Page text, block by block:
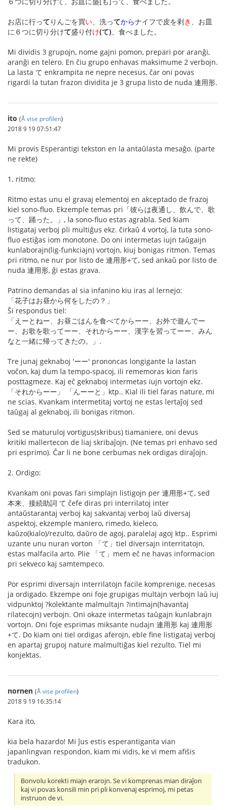
お店に行って りんごを買い、洗ってからナイフで皮を剥き 、お皿
に６つに切り分けて盛り付け(て)、食べました。
Mi dividis 3 grupojn, nome gajni pomon, prepari por aranĝi,
aranĝi en telero. En ĉiu grupo enhavas maksimume 2 verbojn.
La lasta て enkrampita ne nepre necesus, ĉar oni povas
rigardi la tutan frazon dividita je 3 grupa listo de nuda 連用形.
ito (Å vise profilen)
2018 9 19 07:51:47
Mi provis Esperantigi tekston en la antaŭlasta mesaĝo. (parte
ne rekte)
1. ritmo:
Ritmo estas unu el gravaj elementoj en akceptado de frazoj
kiel sono-fluo. Ekzemple temas pri「彼らは夜通し、飲んで、歌
って、踊った。」, la sono-fluo estas agrabla. Sed kiam
listigataj verboj pli multiĝus ekz. ĉirkaŭ 4 vortoj, la tuta sono-
fluo estiĝas iom monotone. Do oni intermetas iujn taŭgaijn
kunlaborajn(lig-funkciajn) vortojn, kiuj bonigas ritmon. Temas
pri ritmo, ne nur por listo de 連用形+て, sed ankaŭ por listo de
nuda 連用形, ĝi estas grava.
Patrino demandas al sia infanino kiu iras al lernejo:
「花子はお昼から何をしたの？」
Ŝi respondus tiel:
「えーとねー、お昼ごはんを食べてからーー、お外で遊んでー
ー、お歌を歌ってーー、それからーー、漢字を習ってーー、みん
なと一緒に帰ってきたの。」.
Tre junaj geknaboj 'ーー' prononcas longigante la lastan
voĉon, kaj dum la tempo-spacoj, ili rememoras kion faris
posttagmeze. Kaj eĉ geknaboj intermetas iujn vortojn ekz.
「それからーー」 「んーーと」ktp.. Kial ili tiel faras nature, mi
ne scias. Kvankam intermetitaj vortoj ne estas lertaĵoj sed
taŭgaj al geknaboj, ili bonigas ritmon.
Sed se maturuloj vortigus(skribus) tiamaniere, oni devus
kritiki mallertecon de liaj skribaĵojn. (Ne temas pri enhavo sed
pri esprimo). Ĉar li ne bone cerbumas nek ordigas diraĵojn.
2. Ordigo:
Kvankam oni povas fari simplajn listigojn per 連用形+て, sed
本来、接続助詞 て ĉefe diras pri interrilatoj inter
antaŭstarantaj verboj kaj sakvantaj verboj laŭ diversaj
aspektoj, ekzemple maniero, rimedo, kieleco,
kaŭzo(kialo)/rezulto, daŭro de agoj, paralelaj agoj ktp.. Esprimi
uzante unu nuran vorton 「て」tiel diversajn interritatojn,
estas malfacila arto. Plie 「て」mem eĉ ne havas informacion
pri sekveco kaj samtempeco.
Por esprimi diversajn interrilatojn facile komprenige, necesas
ja ordigado. Ekzempe oni foje grupigas multajn verbojn laŭ iuj
vidpunktoj ?kolektante malmultajn ?intimajn(havantaj
rilatecojn) verbojn. Oni okaze intermetas taŭgajn kunlabrajn
vortojn. Oni foje esprimas miksante nudajn 連用形 kaj 連用形
+て. Do kiam oni tiel ordigas aferojn, eble fine listigataj verboj
en apartaj grupoj nature malmultiĝas kiel rezulto. Tiel mi
konjektas.
nornen (Å vise profilen)
2018 9 19 16:35:14
Kara ito,
kia bela hazardo! Mi ĵus estis esperantiganta vian
japanlingvan respondon, kiam mi vidis, ke vi mem afiŝis
tradukon.
Bonvolu korekti miajn erarojn. Se vi komprenas mian diraĵon
kaj vi povas konsili min pri pli konvenaj esprimoj, mi petas
instruon de vi.